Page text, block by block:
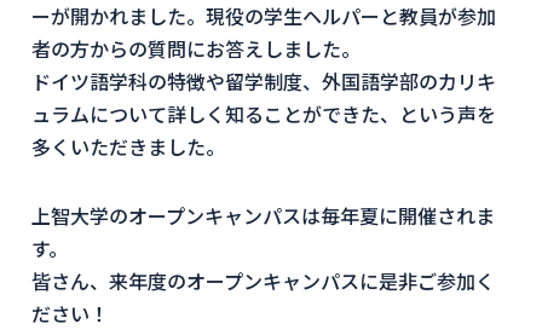
ーが開かれました。現役の学生ヘルパーと教員が参加
者の方からの質問にお答えしました。
ドイツ語学科の特徴や留学制度、外国語学部のカリキ
ュラムについて詳しく知ることができた、という声を
多くいただきました。
上智大学のオープンキャンパスは毎年夏に開催されま
す。
皆さん、来年度のオープンキャンパスに是非ご参加く
ださい！